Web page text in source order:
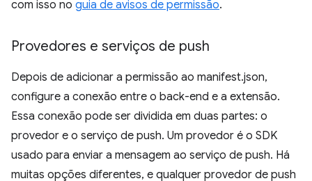
com isso no guia de avisos de permissão.
Provedores e serviços de push
Depois de adicionar a permissão ao manifest.json,
configure a conexão entre o back-end e a extensão.
Essa conexão pode ser dividida em duas partes: o
provedor e o serviço de push. Um provedor é o SDK
usado para enviar a mensagem ao serviço de push. Há
muitas opções diferentes, e qualquer provedor de push